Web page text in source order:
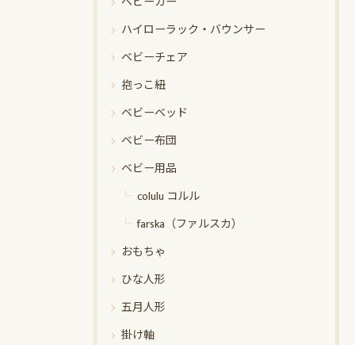
ハイローラック・バウンサー
ベビーチェア
抱っこ紐
ベビーベッド
ベビー布団
ベビー用品
colulu コルル
farska（ファルスカ）
おもちゃ
ひな人形
五月人形
掛け軸